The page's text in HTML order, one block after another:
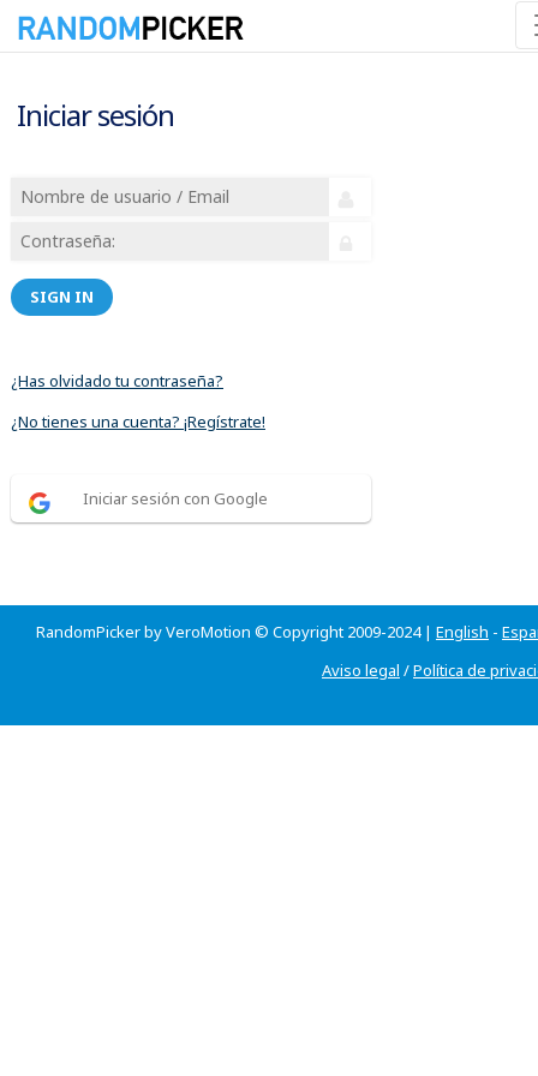
Iniciar sesión
SIGN IN
¿Has olvidado tu contraseña?
¿No tienes una cuenta? ¡Regístrate!
Iniciar sesión con Google
RandomPicker by VeroMotion © Copyright 2009-2024 | English -
Aviso legal /Política de